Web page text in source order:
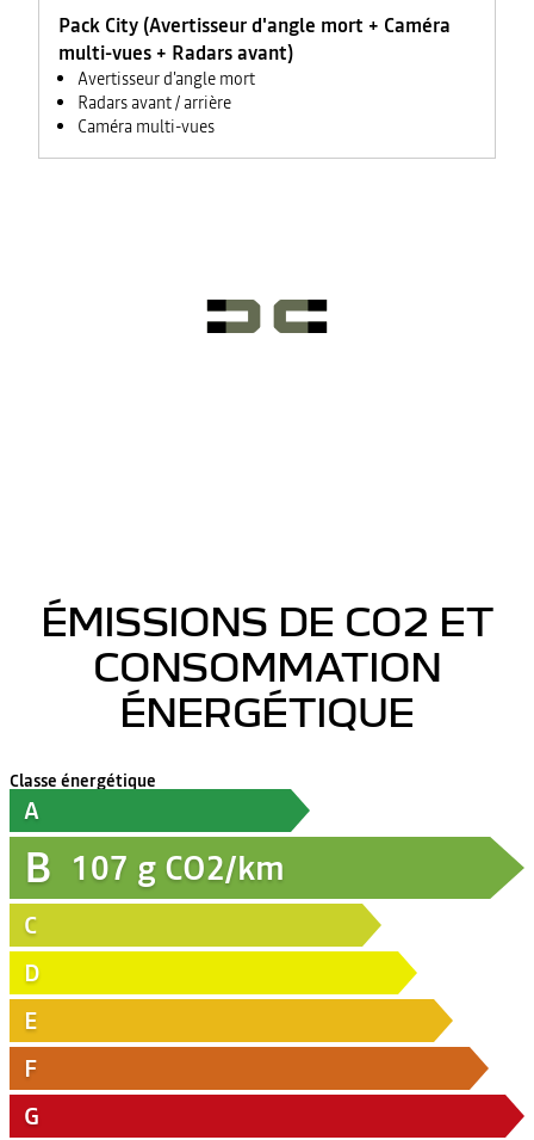
Pack City (Avertisseur d'angle mort + Caméra
multi-vues + Radars avant)
Avertisseur d'angle mort
Radars avant / arrière
Caméra multi-vues
ÉMISSIONS DE CO2 ET
CONSOMMATION
ÉNERGÉTIQUE
Classe énergétique
A
B 107 g CO2/km
C
D
E
F
G